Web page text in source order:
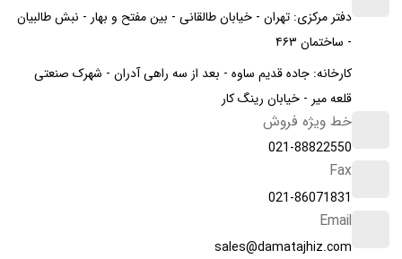
دفتر مرکزی: تهران - خیابان طالقانی - بین مفتح و بهار - نبش طالبیان
- ساختمان ۴۶۳
کارخانه: جاده قدیم ساوه - بعد از سه راهی آدران - شهرک صنعتی
قلعه میر - خیابان رینگ کار
خط ویژه فروش
021-88822550
Fax
021-86071831
Email
sales@damatajhiz.com